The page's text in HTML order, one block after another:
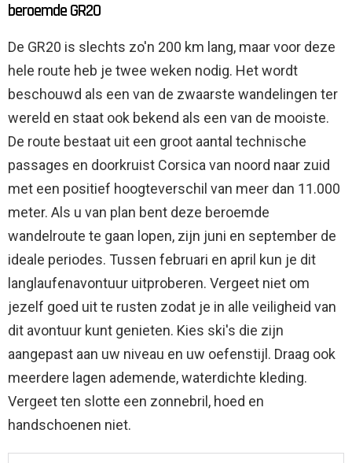
beroemde GR20
De GR20 is slechts zo'n 200 km lang, maar voor deze
hele route heb je twee weken nodig. Het wordt
beschouwd als een van de zwaarste wandelingen ter
wereld en staat ook bekend als een van de mooiste.
De route bestaat uit een groot aantal technische
passages en doorkruist Corsica van noord naar zuid
met een positief hoogteverschil van meer dan 11.000
meter. Als u van plan bent deze beroemde
wandelroute te gaan lopen, zijn juni en september de
ideale periodes. Tussen februari en april kun je dit
langlaufenavontuur uitproberen. Vergeet niet om
jezelf goed uit te rusten zodat je in alle veiligheid van
dit avontuur kunt genieten. Kies ski's die zijn
aangepast aan uw niveau en uw oefenstijl. Draag ook
meerdere lagen ademende, waterdichte kleding.
Vergeet ten slotte een zonnebril, hoed en
handschoenen niet.